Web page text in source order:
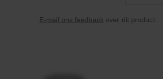
Toepassingsgebied:
E-mail ons feedback over dit product.